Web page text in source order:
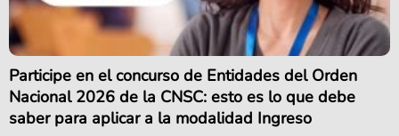
Participe en el concurso de Entidades del Orden
Nacional 2026 de la CNSC: esto es lo que debe
saber para aplicar a la modalidad Ingreso